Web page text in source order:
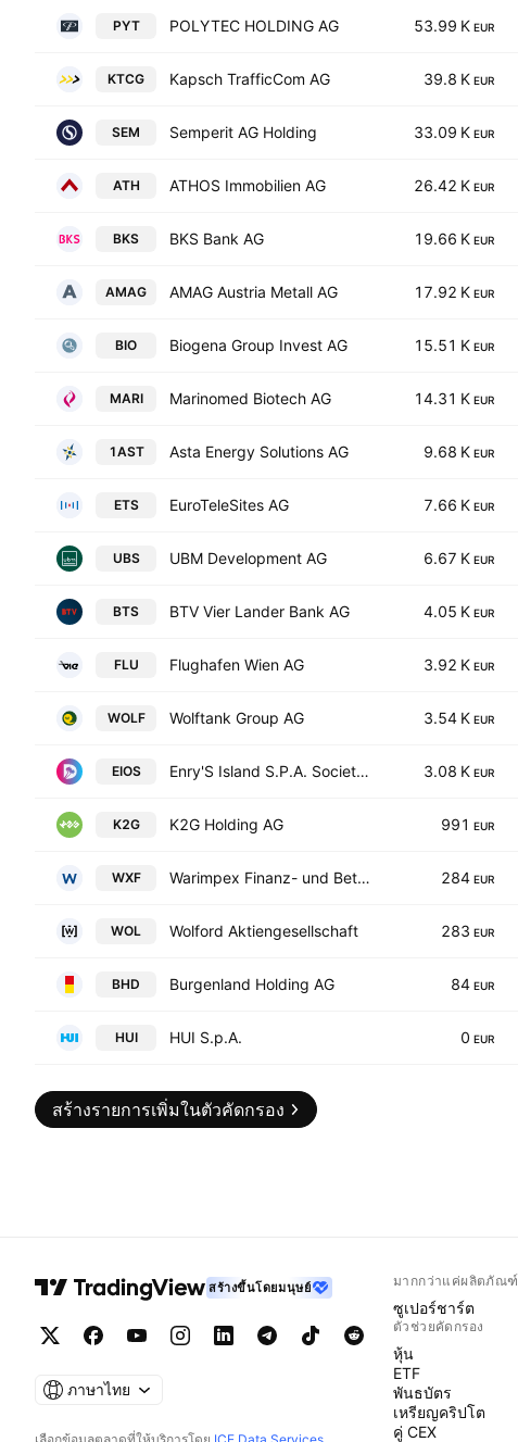
PYT POLYTEC HOLDING AG 53.99 K EUR
KTCG Kapsch TrafficCom AG 39.8 K EUR
SEM Semperit AG Holding 33.09 K EUR
ATH ATHOS Immobilien AG 26.42 K EUR
BKS BKS Bank AG 19.66 K EUR
AMAG AMAG Austria Metall AG 17.92 K EUR
BIO Biogena Group Invest AG 15.51 K EUR
MARI Marinomed Biotech AG 14.31 K EUR
1AST Asta Energy Solutions AG 9.68 K EUR
ETS EuroTeleSites AG 7.66 K EUR
UBS UBM Development AG 6.67 K EUR
BTS BTV Vier Lander Bank AG 4.05 K EUR
FLU Flughafen Wien AG 3.92 K EUR
WOLF Wolftank Group AG 3.54 K EUR
EIOS Enry'S Island S.P.A. Societa' Benefit 3.08 K EUR
K2G K2G Holding AG 991 EUR
WXF Warimpex Finanz- und Beteiligungs AG 284 EUR
WOL Wolford Aktiengesellschaft 283 EUR
BHD Burgenland Holding AG 84 EUR
HUI HUI S.p.A. 0 EUR
สร้างรายการเพิ่มในตัวคัดกรอง
สร้างขึ้นโดยมนุษย์
ภาษาไทย
มากกว่าแค่ผลิตภัณฑ์
ซูเปอร์ชาร์ต
ตัวช่วยคัดกรอง
หุ้น
ETF
พันธบัตร
เหรียญคริปโต
คู่ CEX